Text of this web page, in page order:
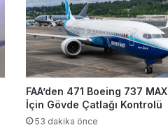
FAA’den 471 Boeing 737 MAX
İçin Gövde Çatlağı Kontrolü
53 dakika önce